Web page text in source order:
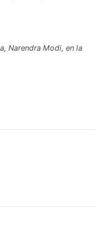
Narendra Modi, en la